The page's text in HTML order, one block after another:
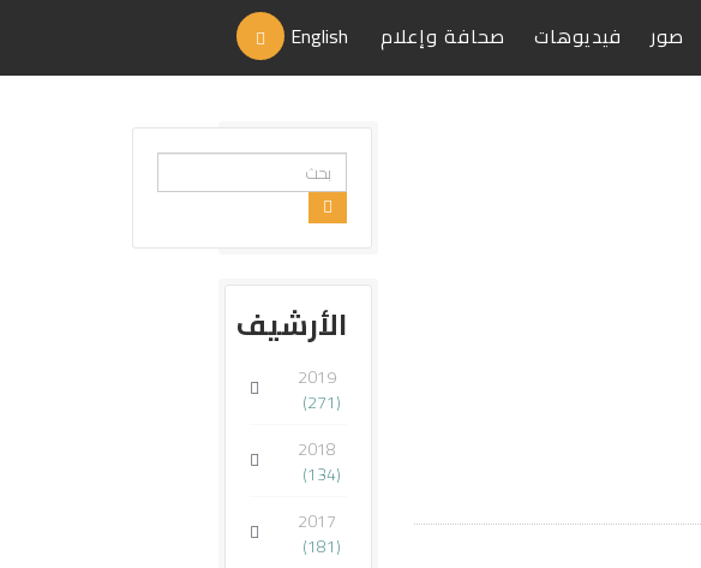
English صور فيديوهات صحافة وإعلام
البحث...
الأرشيف
2019
(271)
2018
(134)
2017
(181)